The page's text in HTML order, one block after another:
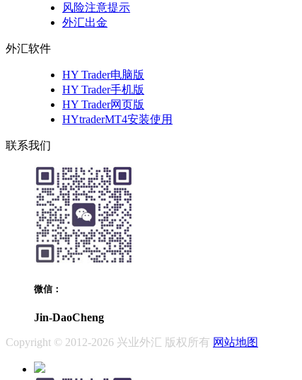
风险注意提示
外汇出金
外汇软件
HY Trader电脑版
HY Trader手机版
HY Trader网页版
HYtraderMT4安装使用
联系我们
微信：
Jin-DaoCheng
Copyright © 2012-2026 兴业外汇 版权所有 网站地图